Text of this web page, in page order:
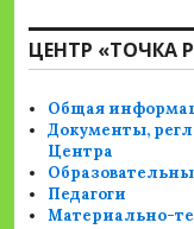
ЦЕНТР «ТОЧКА
Общая
Документы,
Центра
Педагоги
Материально-